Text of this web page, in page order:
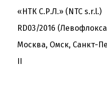
«НТК С.Р.Л.» (NTC s.r.l.)
RD03/2016
Москва, Омск, Санкт-
II